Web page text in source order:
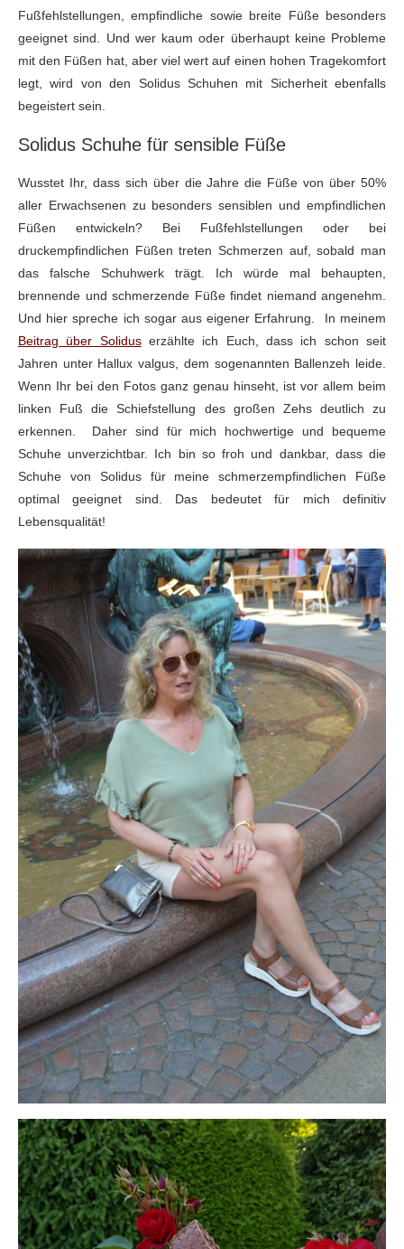
Fußfehlstellungen, empfindliche sowie breite Füße besonders
geeignet sind. Und wer kaum oder überhaupt keine Probleme
mit den Füßen hat, aber viel wert auf einen hohen Tragekomfort
legt, wird von den Solidus Schuhen mit Sicherheit ebenfalls
begeistert sein.
Solidus Schuhe für sensible Füße
Wusstet Ihr, dass sich über die Jahre die Füße von über 50%
aller Erwachsenen zu besonders sensiblen und empfindlichen
Füßen entwickeln? Bei Fußfehlstellungen oder bei
druckempfindlichen Füßen treten Schmerzen auf, sobald man
das falsche Schuhwerk trägt. Ich würde mal behaupten,
brennende und schmerzende Füße findet niemand angenehm.
Und hier spreche ich sogar aus eigener Erfahrung. In meinem
Beitrag über Soliduserzählte ich Euch, dass ich schon seit
Jahren unter Hallux valgus, dem sogenannten Ballenzeh leide.
Wenn Ihr bei den Fotos ganz genau hinseht, ist vor allem beim
linken Fuß die Schiefstellung des großen Zehs deutlich zu
erkennen. Daher sind für mich hochwertige und bequeme
Schuhe unverzichtbar. Ich bin so froh und dankbar, dass die
Schuhe von Solidus für meine schmerzempfindlichen Füße
optimal geeignet sind. Das bedeutet für mich definitiv
Lebensqualität!